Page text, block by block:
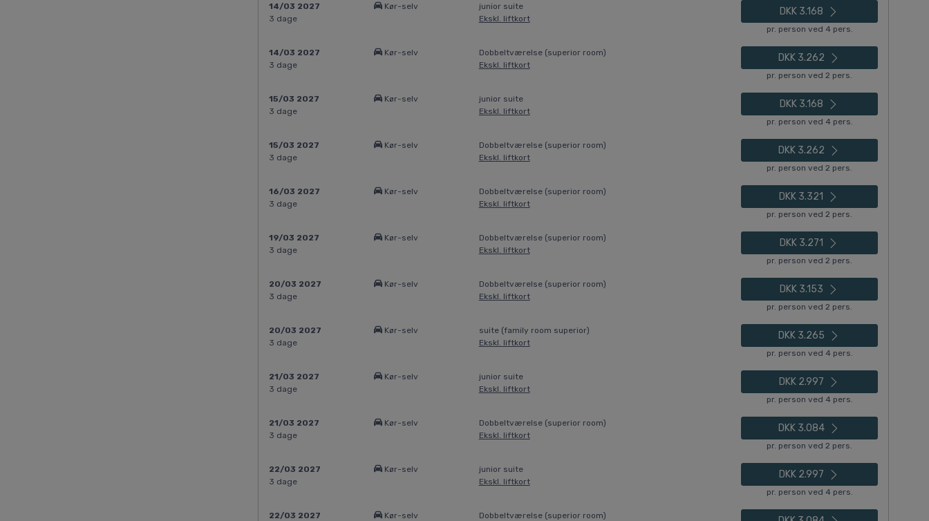
14/03 2027
3 dage
Kør-selv
junior suite
Ekskl. liftkort
DKK 3.168
pr. person ved 4 pers.
14/03 2027
3 dage
Kør-selv
Dobbeltværelse (superior room)
Ekskl. liftkort
DKK 3.262
pr. person ved 2 pers.
15/03 2027
3 dage
Kør-selv
junior suite
Ekskl. liftkort
DKK 3.168
pr. person ved 4 pers.
15/03 2027
3 dage
Kør-selv
Dobbeltværelse (superior room)
Ekskl. liftkort
DKK 3.262
pr. person ved 2 pers.
16/03 2027
3 dage
Kør-selv
Dobbeltværelse (superior room)
Ekskl. liftkort
DKK 3.321
pr. person ved 2 pers.
19/03 2027
3 dage
Kør-selv
Dobbeltværelse (superior room)
Ekskl. liftkort
DKK 3.271
pr. person ved 2 pers.
20/03 2027
3 dage
Kør-selv
Dobbeltværelse (superior room)
Ekskl. liftkort
DKK 3.153
pr. person ved 2 pers.
20/03 2027
3 dage
Kør-selv
suite (family room superior)
Ekskl. liftkort
DKK 3.265
pr. person ved 4 pers.
21/03 2027
3 dage
Kør-selv
junior suite
Ekskl. liftkort
DKK 2.997
pr. person ved 4 pers.
21/03 2027
3 dage
Kør-selv
Dobbeltværelse (superior room)
Ekskl. liftkort
DKK 3.084
pr. person ved 2 pers.
22/03 2027
3 dage
Kør-selv
junior suite
Ekskl. liftkort
DKK 2.997
pr. person ved 4 pers.
22/03 2027
Kør-selv
Dobbeltværelse (superior room)